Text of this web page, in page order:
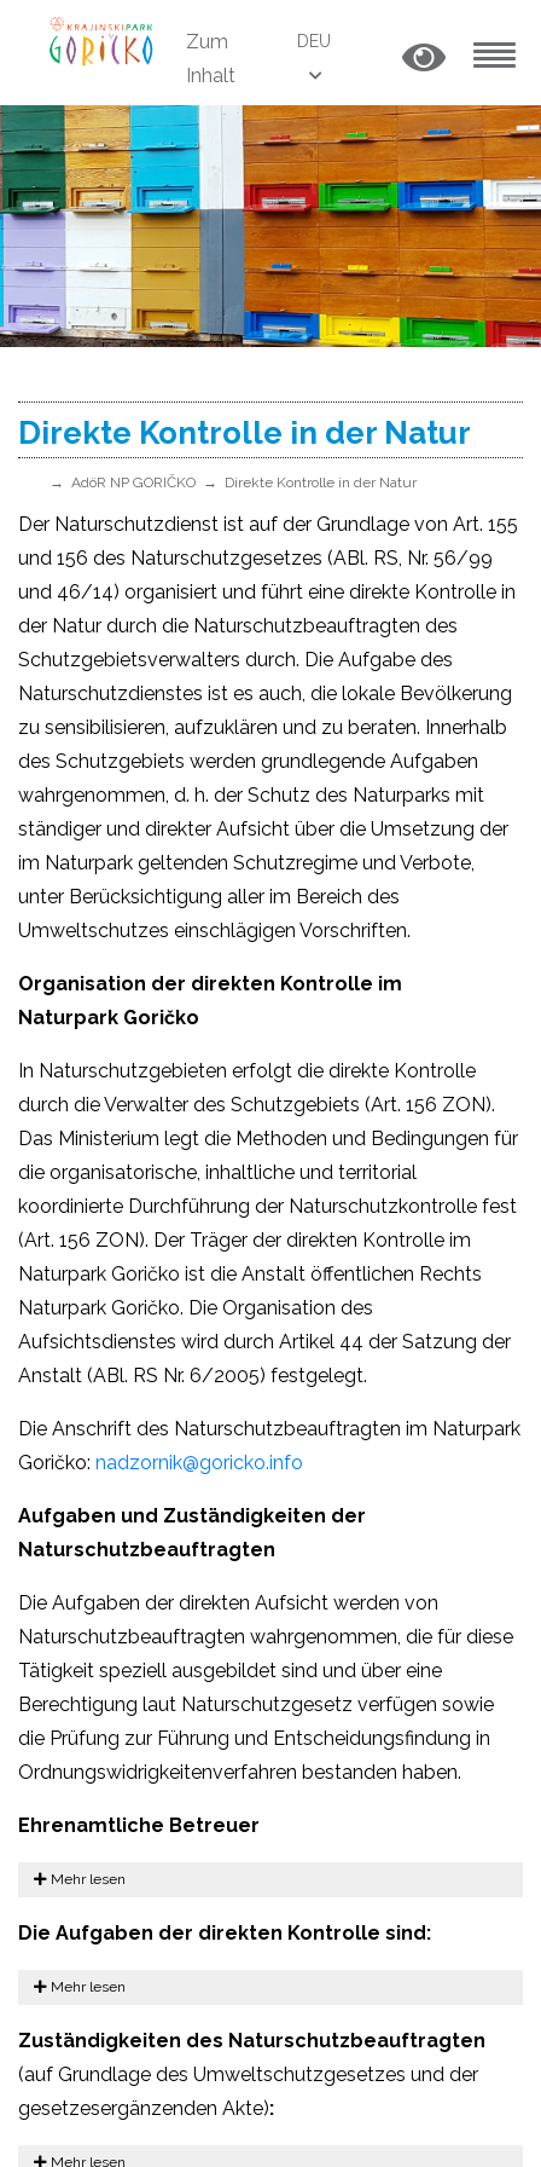
Zum
Inhalt
DEU
Direkte Kontrolle in der Natur
AdöR NP GORIČKO Direkte Kontrolle in der Natur
Der Naturschutzdienst ist auf der Grundlage von Art. 155
und 156 des Naturschutzgesetzes (ABl. RS, Nr. 56/99
und 46/14) organisiert und führt eine direkte Kontrolle in
der Natur durch die Naturschutzbeauftragten des
Schutzgebietsverwalters durch. Die Aufgabe des
Naturschutzdienstes ist es auch, die lokale Bevölkerung
zu sensibilisieren, aufzuklären und zu beraten. Innerhalb
des Schutzgebiets werden grundlegende Aufgaben
wahrgenommen, d. h. der Schutz des Naturparks mit
ständiger und direkter Aufsicht über die Umsetzung der
im Naturpark geltenden Schutzregime und Verbote,
unter Berücksichtigung aller im Bereich des
Umweltschutzes einschlägigen Vorschriften.
Organisation der direkten Kontrolle im
Naturpark Goričko
In Naturschutzgebieten erfolgt die direkte Kontrolle
durch die Verwalter des Schutzgebiets (Art. 156 ZON).
Das Ministerium legt die Methoden und Bedingungen für
die organisatorische, inhaltliche und territorial
koordinierte Durchführung der Naturschutzkontrolle fest
(Art. 156 ZON). Der Träger der direkten Kontrolle im
Naturpark Goričko ist die Anstalt öffentlichen Rechts
Naturpark Goričko. Die Organisation des
Aufsichtsdienstes wird durch Artikel 44 der Satzung der
Anstalt (ABl. RS Nr. 6/2005) festgelegt.
Die Anschrift des Naturschutzbeauftragten im Naturpark
Goričko: nadzornik@goricko.info
Aufgaben und Zuständigkeiten der
Naturschutzbeauftragten
Die Aufgaben der direkten Aufsicht werden von
Naturschutzbeauftragten wahrgenommen, die für diese
Tätigkeit speziell ausgebildet sind und über eine
Berechtigung laut Naturschutzgesetz verfügen sowie
die Prüfung zur Führung und Entscheidungsfindung in
Ordnungswidrigkeitenverfahren bestanden haben.
Ehrenamtliche Betreuer
Mehr lesen
Die Aufgaben der direkten Kontrolle sind:
Mehr lesen
Zuständigkeiten des Naturschutzbeauftragten
(auf Grundlage des Umweltschutzgesetzes und der
gesetzesergänzenden Akte):
Mehr lesen